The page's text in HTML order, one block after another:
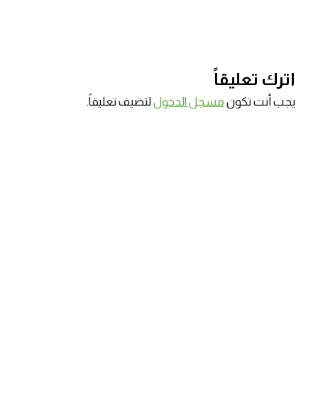
اترك تعليقاً
يجب أنت تكون مسجل الدخوللتضيف تعليقاً.